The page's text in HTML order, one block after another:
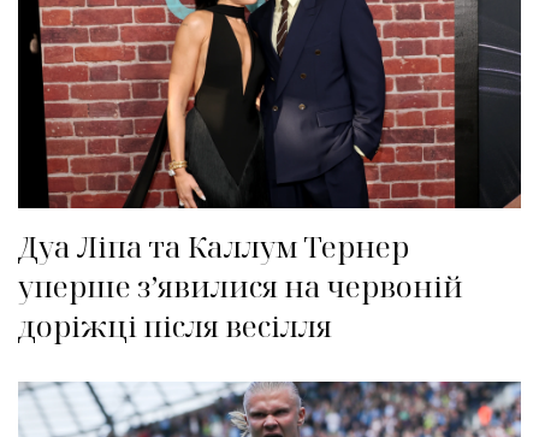
Дуа Ліпа та Каллум Тернер
уперше з’явилися на червоній
доріжці після весілля